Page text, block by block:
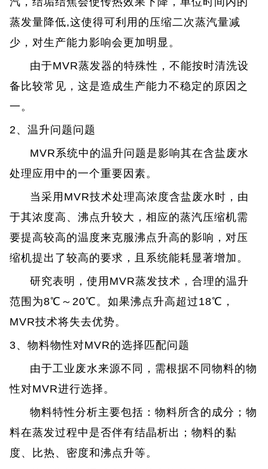
蒸发量降低,这使得可利用的压缩二次蒸汽量减
少，对生产能力影响会更加明显。
由于MVR蒸发器的特殊性，不能按时清洗设
备比较常见，这是造成生产能力不稳定的原因之
一。
2、温升问题问题
MVR系统中的温升问题是影响其在含盐废水
处理应用中的一个重要因素。
当采用MVR技术处理高浓度含盐废水时，由
于其浓度高、沸点升较大，相应的蒸汽压缩机需
要提高较高的温度来克服沸点升高的影响，对压
缩机提出了较高的要求，且系统能耗显著增加。
研究表明，使用MVR蒸发技术，合理的温升
范围为8℃～20℃。如果沸点升高超过18℃，
MVR技术将失去优势。
3、物料物性对MVR的选择匹配问题
由于工业废水来源不同，需根据不同物料的物
性对MVR进行选择。
物料特性分析主要包括：物料所含的成分；物
料在蒸发过程中是否伴有结晶析出；物料的黏
度、比热、密度和沸点升等。